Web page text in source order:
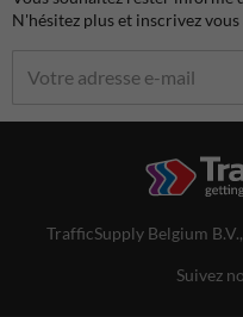
N'hésitez plus et inscrivez
TrafficSupply Belgium B.V.,
Suivez